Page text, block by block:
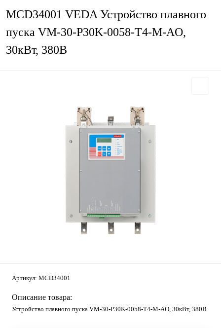
MCD34001 VEDA Устройство плавного
пуска VM-30-P30K-0058-T4-M-AO,
30кВт, 380В
Артикул: MCD34001
Описание товара:
Устройство плавного пуска VM-30-P30K-0058-T4-M-AO, 30кВт, 380В